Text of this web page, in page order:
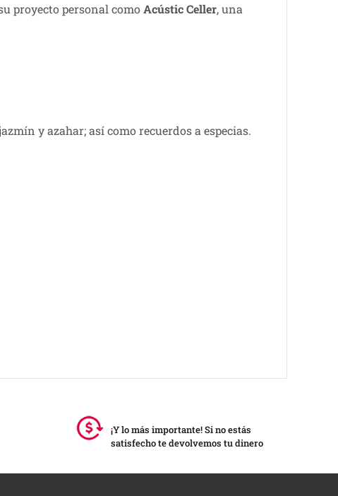
proyecto personal comoAcústic Celler, una
y azahar; así como recuerdos a especias.
¡Y lo más importante! Si no estás
satisfecho te devolvemos tu dinero